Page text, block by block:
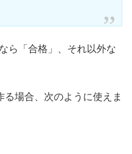
ら「合格」、それ以外な
場合、次のように使えま